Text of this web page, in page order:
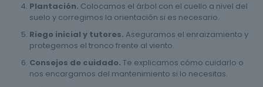
Plantación. Colocamos el árbol con el cuello a nivel del
suelo y corregimos la orientación si es necesario.
Riego inicial y tutores. Aseguramos el enraizamiento y
protegemos el tronco frente al viento.
Consejos de cuidado. Te explicamos cómo cuidarlo o
nos encargamos del mantenimiento si lo necesitas.